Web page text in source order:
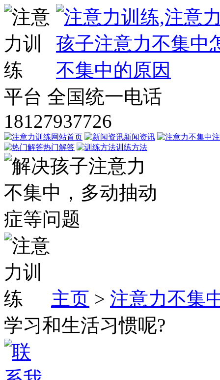
平台 全国统一电话
18127937726
网站首页 新闻资讯
热门解答
训练方法
主页 > 注意力不集
学习和生活习惯呢?